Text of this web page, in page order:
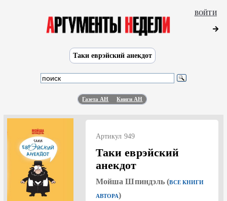
Таки еврэйский анекдот
ВОЙТИ
Газета АН Книги АН
Артикул 949
Таки еврэйский
анекдот
Мойша Шпиндэль (ВСЕ КНИГИ
АВТОРА)